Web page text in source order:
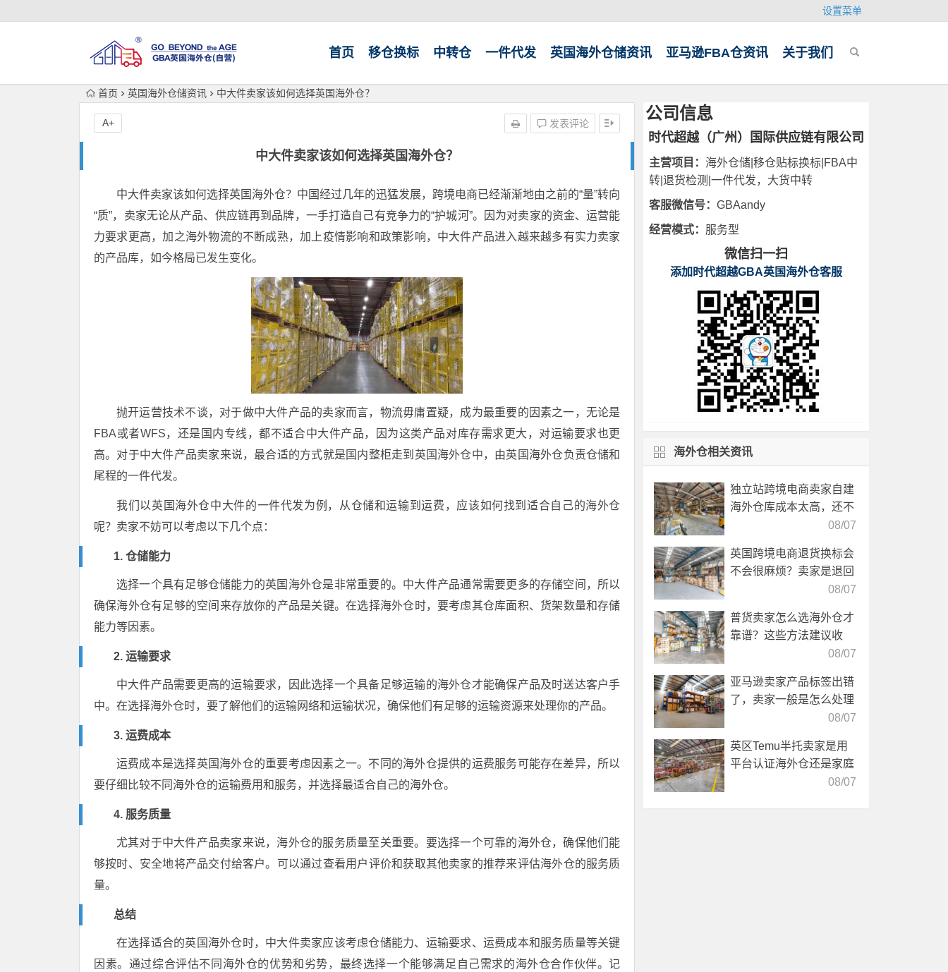
设置菜单
首页 移仓换标 中转仓 一件代发 英国海外仓储资讯 亚马逊FBA仓资讯 关于我们
首页 英国海外仓储资讯 中大件卖家该如何选择英国海外仓？
中大件卖家该如何选择英国海外仓？
发表评论
A+
中大件卖家该如何选择英国海外仓？中国经过几年的迅猛发展，跨境电商已经渐渐地由之前的“量”转向
“质”，卖家无论从产品、供应链再到品牌，一手打造自己有竞争力的“护城河”。因为对卖家的资金、运营能
力要求更高，加之海外物流的不断成熟，加上疫情影响和政策影响，中大件产品进入越来越多有实力卖家
的产品库，如今格局已发生变化。
抛开运营技术不谈，对于做中大件产品的卖家而言，物流毋庸置疑，成为最重要的因素之一，无论是
FBA或者WFS，还是国内专线，都不适合中大件产品，因为这类产品对库存需求更大，对运输要求也更
高。对于中大件产品卖家来说，最合适的方式就是国内整柜走到英国海外仓中，由英国海外仓负责仓储和
尾程的一件代发。
我们以英国海外仓中大件的一件代发为例，从仓储和运输到运费，应该如何找到适合自己的海外仓
呢？卖家不妨可以考虑以下几个点：
1. 仓储能力
选择一个具有足够仓储能力的英国海外仓是非常重要的。中大件产品通常需要更多的存储空间，所以
确保海外仓有足够的空间来存放你的产品是关键。在选择海外仓时，要考虑其仓库面积、货架数量和存储
能力等因素。
2. 运输要求
中大件产品需要更高的运输要求，因此选择一个具备足够运输的海外仓才能确保产品及时送达客户手
中。在选择海外仓时，要了解他们的运输网络和运输状况，确保他们有足够的运输资源来处理你的产品。
3. 运费成本
运费成本是选择英国海外仓的重要考虑因素之一。不同的海外仓提供的运费服务可能存在差异，所以
要仔细比较不同海外仓的运输费用和服务，并选择最适合自己的海外仓。
4. 服务质量
尤其对于中大件产品卖家来说，海外仓的服务质量至关重要。要选择一个可靠的海外仓，确保他们能
够按时、安全地将产品交付给客户。可以通过查看用户评价和获取其他卖家的推荐来评估海外仓的服务质
量。
总结
在选择适合的英国海外仓时，中大件卖家应该考虑仓储能力、运输要求、运费成本和服务质量等关键
因素。通过综合评估不同海外仓的优势和劣势，最终选择一个能够满足自己需求的海外仓合作伙伴。记
公司信息
时代超越（广州）国际供应链有限公司
主营项目： 海外仓储|移仓贴标换标|FBA中
转|退货检测|一件代发，大货中转
客服微信号： GBAandy
经营模式： 服务型
微信扫一扫
添加时代超越GBA英国海外仓客服
海外仓相关资讯
独立站跨境电商卖家自建
海外仓库成本太高，还不
如直接找第三方自营海外
08/07
英国跨境电商退货换标会
不会很麻烦？卖家是退回
国内还是在海外直接处08/07
普货卖家怎么选海外仓才
靠谱？这些方法建议收
08/07
亚马逊卖家产品标签出错
了，卖家一般是怎么处理
08/07
英区Temu半托卖家是用
平台认证海外仓还是家庭
08/07